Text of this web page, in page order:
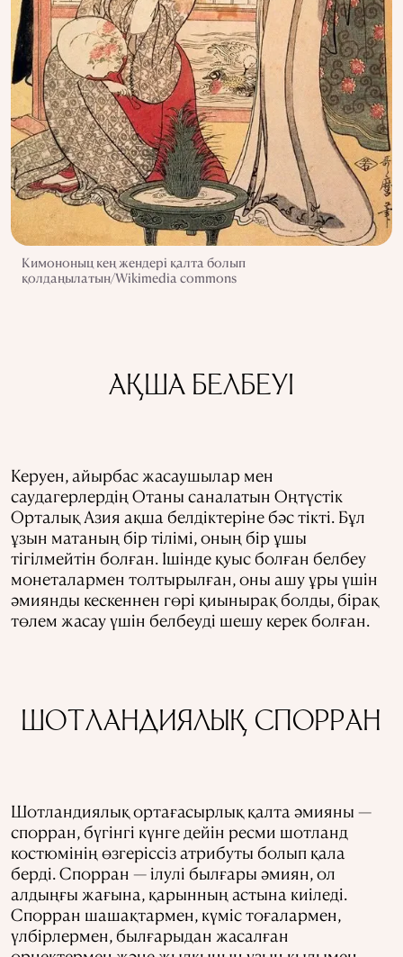
Кимононыц кең жендері қалта болып
қолдаңылатын/Wikimedia commons
АҚША БЕЛБЕУІ
Керуен, айырбас жасаушылар мен
саудагерлердің Отаны саналатын Оңтүстік
Орталық Азия ақша белдіктеріне бәс тікті. Бұл
ұзын матаның бір тілімі, оның бір ұшы
тігілмейтін болған. Ішінде қуыс болған белбеу
монеталармен толтырылған, оны ашу ұры үшін
әмиянды кескеннен гөрі қиынырақ болды, бірақ
төлем жасау үшін белбеуді шешу керек болған.
ШОТЛАНДИЯЛЫҚ СПОРРАН
Шотландиялық ортағасырлық қалта әмияны —
спорран, бүгінгі күнге дейін ресми шотланд
костюмінің өзгеріссіз атрибуты болып қала
берді. Спорран — ілулі былғары әмиян, ол
алдыңғы жағына, қарынның астына киіледі.
Спорран шашақтармен, күміс тоғалармен,
үлбірлермен, былғарыдан жасалған